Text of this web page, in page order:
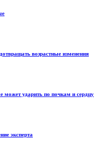
возрастные изменения
может ударить по почкам и сердцу
эксперта